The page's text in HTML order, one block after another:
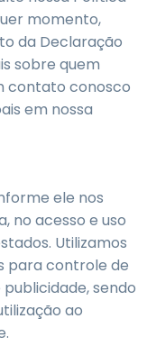
momento,
da Declaração
sobre quem
contato conosco
em nossa
ele nos
no acesso e uso
Utilizamos
para controle de
sendo
ao